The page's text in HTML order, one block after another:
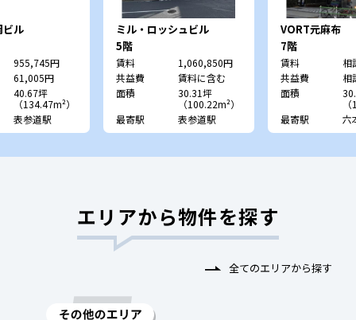
ビル
955,745円
61,005円
40.67坪
（134.47m²）
表参道駅
ミル・ロッシュビル
5階
賃料
1,060,850円
共益費
賃料に含む
面積
30.31坪
（100.22m²）
最寄駅
表参道駅
VORT元麻布
7階
賃料
相
共益費
相
面積
最寄駅
六
エリアから物件を探す
全てのエリアから探す